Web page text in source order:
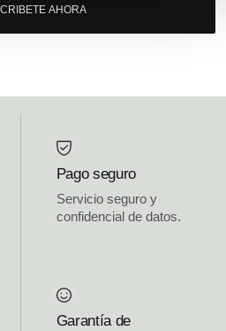
AHORA
Pago seguro
Servicio seguro y
confidencial de datos.
Garantía de